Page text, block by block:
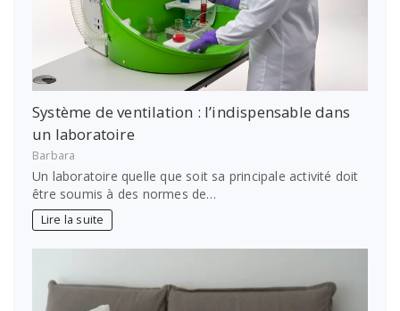
Système de ventilation : l’indispensable dans
un laboratoire
Barbara
Un laboratoire quelle que soit sa principale activité doit
être soumis à des normes de…
Lire la suite